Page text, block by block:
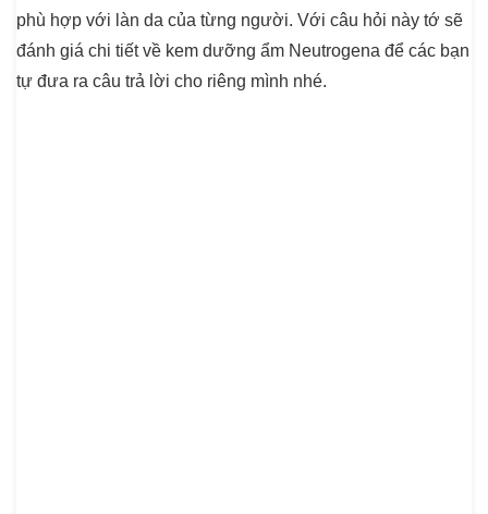
phù hợp với làn da của từng người. Với câu hỏi này tớ sẽ
đánh giá chi tiết về kem dưỡng ẩm Neutrogena để các bạn
tự đưa ra câu trả lời cho riêng mình nhé.